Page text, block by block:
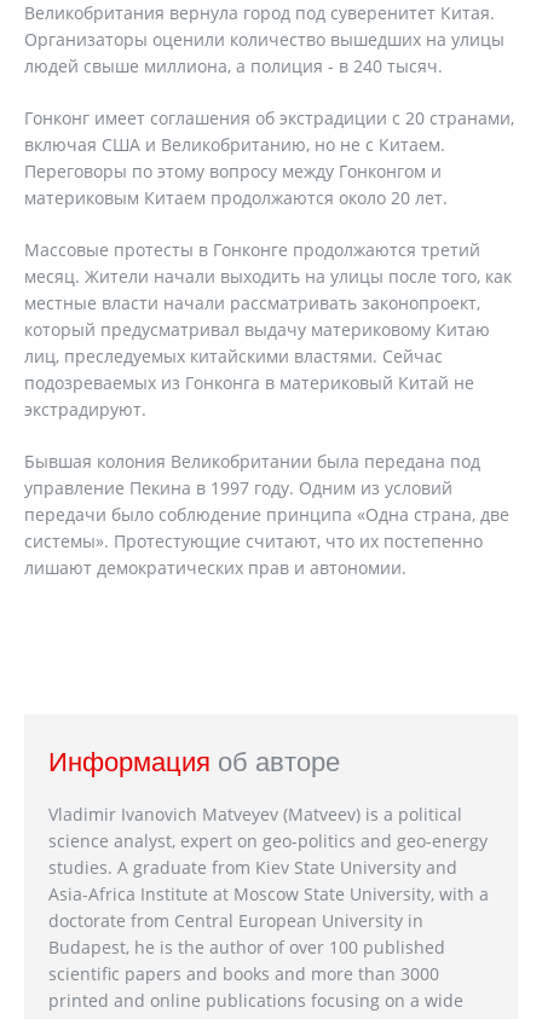
Великобритания вернула город под суверенитет Китая.
Организаторы оценили количество вышедших на улицы
людей свыше миллиона, а полиция - в 240 тысяч.
Гонконг имеет соглашения об экстрадиции с 20 странами,
включая США и Великобританию, но не с Китаем.
Переговоры по этому вопросу между Гонконгом и
материковым Китаем продолжаются около 20 лет.
Массовые протесты в Гонконге продолжаются третий
месяц. Жители начали выходить на улицы после того, как
местные власти начали рассматривать законопроект,
который предусматривал выдачу материковому Китаю
лиц, преследуемых китайскими властями. Сейчас
подозреваемых из Гонконга в материковый Китай не
экстрадируют.
Бывшая колония Великобритании была передана под
управление Пекина в 1997 году. Одним из условий
передачи было соблюдение принципа «Одна страна, две
системы». Протестующие считают, что их постепенно
лишают демократических прав и автономии.
Информация об авторе
Vladimir Ivanovich Matveyev (Matveev) is a political
science analyst, expert on geo-politics and geo-energy
studies. A graduate from Kiev State University and
Asia-Africa Institute at Moscow State University, with a
doctorate from Central European University in
Budapest, he is the author of over 100 published
scientific papers and books and more than 3000
printed and online publications focusing on a wide